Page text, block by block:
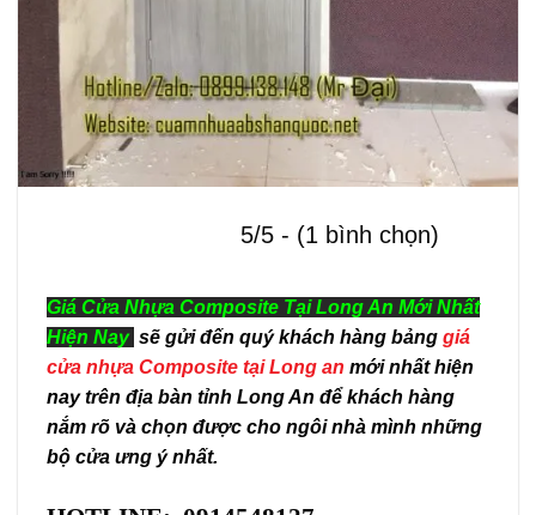
5/5 - (1 bình chọn)
Giá Cửa Nhựa Composite Tại Long An Mới Nhất
Hiện Nay sẽ gửi đến quý khách hàng bảng giá
cửa nhựa Composite tại Long an mới nhất hiện
nay trên địa bàn tỉnh Long An để khách hàng
nắm rõ và chọn được cho ngôi nhà mình những
bộ cửa ưng ý nhất.